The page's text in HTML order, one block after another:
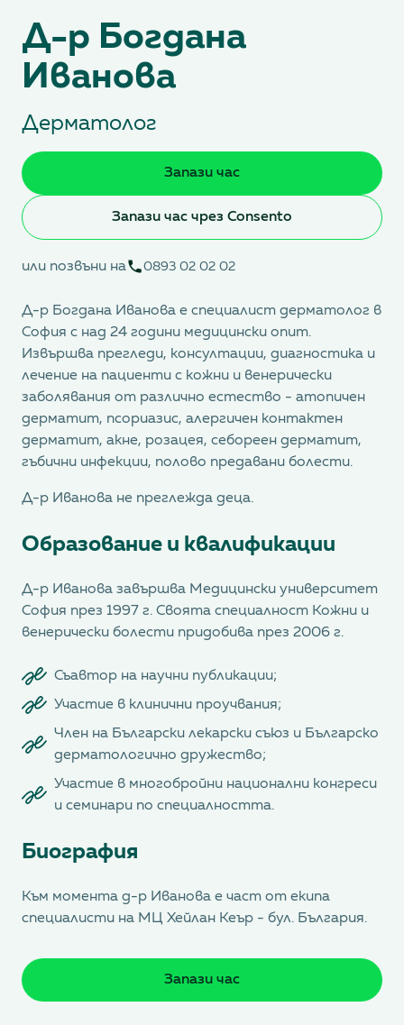
Д-р Богдана
Иванова
Дерматолог
Запази час
Запази час чрез Consento
или позвъни на 0893 02 02 02
Д-р Богдана Иванова е специалист дерматолог в
София с над 24 години медицински опит.
Извършва прегледи, консултации, диагностика и
лечение на пациенти с кожни и венерически
заболявания от различно естество - атопичен
дерматит, псориазис, алергичен контактен
дерматит, акне, розацея, себореен дерматит,
гъбични инфекции, полово предавани болести.
Д-р Иванова не преглежда деца.
Образование и квалификации
Д-р Иванова завършва Медицински университет
София през 1997 г. Своята специалност Кожни и
венерически болести придобива през 2006 г.
Съавтор на научни публикации;
Участие в клинични проучвания;
Член на Български лекарски съюз и Българско
дерматологично дружество;
Участие в многобройни национални конгреси
и семинари по специалността.
Биография
Към момента д-р Иванова е част от екипа
специалисти на МЦ Хейлан Кеър - бул. България.
Запази час